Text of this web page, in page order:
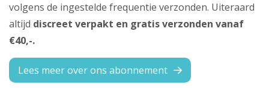
volgens de ingestelde frequentie verzonden. Uiteraard
altijd discreet verpakt en gratis verzonden vanaf
€40,-.
Lees meer over ons abonnement